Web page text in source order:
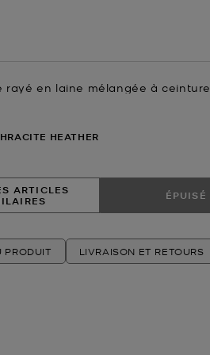
rayé en laine mélangée à ceinture
HEATHER
ARTICLES
ÉPUISÉ
PRODUIT LIVRAISON ET RETOURS